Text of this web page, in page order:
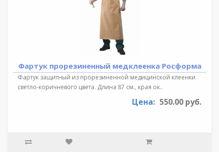
Фартук прорезиненный медклеенка Росформа
Фартук защитный из прорезиненной медицинской клеенки
светло-коричневого цвета. Длина 87 см., края ок..
Цена: 550.00 руб.